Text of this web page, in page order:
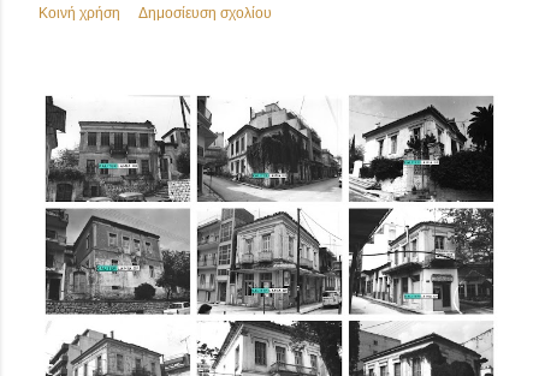
Κοινή χρήση Δημοσίευση σχολίου